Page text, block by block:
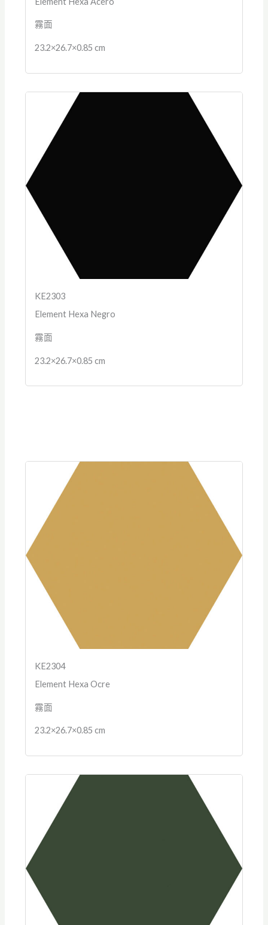
霧面
23.2×26.7×0.85 cm
KE2303
Element Hexa Negro
霧面
23.2×26.7×0.85 cm
KE2304
Element Hexa Ocre
霧面
23.2×26.7×0.85 cm